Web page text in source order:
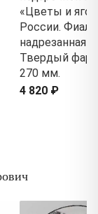
«Цветы и
России.
надрезанная»
Твердый
270 мм.
4 820 ₽